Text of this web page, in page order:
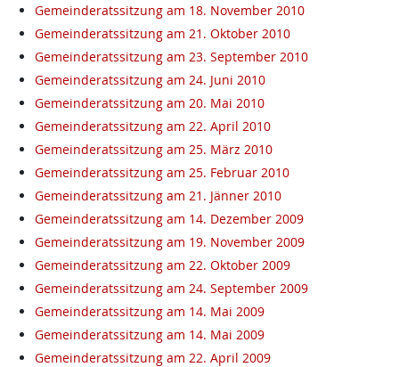
Gemeinderatssitzung am 18. November 2010
Gemeinderatssitzung am 21. Oktober 2010
Gemeinderatssitzung am 23. September 2010
Gemeinderatssitzung am 24. Juni 2010
Gemeinderatssitzung am 20. Mai 2010
Gemeinderatssitzung am 22. April 2010
Gemeinderatssitzung am 25. März 2010
Gemeinderatssitzung am 25. Februar 2010
Gemeinderatssitzung am 21. Jänner 2010
Gemeinderatssitzung am 14. Dezember 2009
Gemeinderatssitzung am 19. November 2009
Gemeinderatssitzung am 22. Oktober 2009
Gemeinderatssitzung am 24. September 2009
Gemeinderatssitzung am 14. Mai 2009
Gemeinderatssitzung am 14. Mai 2009
Gemeinderatssitzung am 22. April 2009